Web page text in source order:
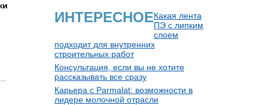
ИНТЕРЕСНОЕКакая лента
ПЭ с липким
слоем
подходит для внутренних
строительных работ
Консультация, если вы не хотите
рассказывать все сразу
Карьера с Parmalat: возможности в
лидере молочной отрасли